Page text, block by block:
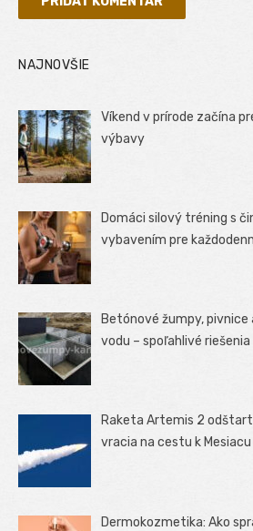
NAJNOVŠIE
Víkend v prírode začína
výbavy
Domáci silový tréning s
vybavením pre
Betónové žumpy, pivnice
vodu – spoľahlivé
Raketa Artemis 2
vracia na cestu k Mesiacu
Dermokozmetika: Ako